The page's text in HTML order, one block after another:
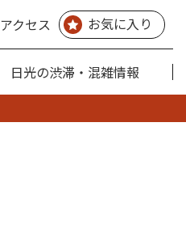
アクセス お気に入り
日光の渋滞・混雑情報